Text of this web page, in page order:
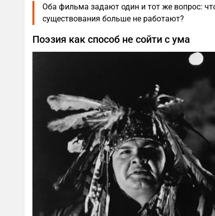
Оба фильма задают один и тот же вопрос:
существования больше не работают?
Поэзия как способ не сойти с ума